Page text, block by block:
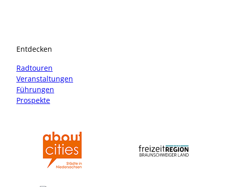
g
r
a
m
o
o
k
Entdecken
Radtouren
Veranstaltungen
Führungen
Prospekte